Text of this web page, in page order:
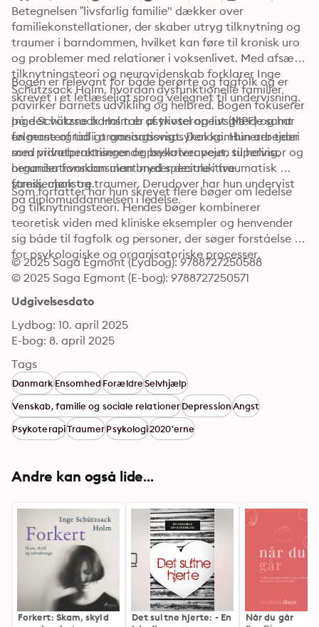
Betegnelsen ”livsfarlig familie" dækker over
familiekonstellationer, der skaber utryg tilknytning og
traumer i barndommen, hvilket kan føre til kronisk uro
og problemer med relationer i voksenlivet. Med afsæt i
tilknytningsteori og neurovidenskab forklarer Inge
Schützsack Holm, hvordan dysfunktionelle familier
påvirker barnets udvikling og helbred. Bogen fokuserer
på det voksne barns tab af trivsel og livsglæde samt
følgerne af tidligt omsorgssvigt. Den kombinerer teori
med vidneberetninger og beskriver vejen til heling,
herunder hvordan man bryder destruktive
familiemønstre.
Bogen er relevant for både berørte og fagfolk og er
skrevet i et letlæseligt sprog velegnet til undervisning.
Inge Schützsack Holm er psykoterapeut (MPF) og har
en mastergrad i organisationspsykologi. Hun arbejder
som privatpraktiserende psykoterapeut, supervisor og
organisationskonsulent med speciale i traumatisk
stress, chok og traumer. Derudover har hun undervist
på diplomuddannelsen i ledelse.
Som forfatter har hun skrevet flere bøger om ledelse
og tilknytningsteori. Hendes bøger kombinerer
teoretisk viden med kliniske eksempler og henvender
sig både til fagfolk og personer, der søger forståelse
for psykologiske og organisatoriske processer.
© 2025 Saga Egmont (Lydbog): 9788727250588
© 2025 Saga Egmont (E-bog): 9788727250571
Udgivelsesdato
Lydbog: 10. april 2025
E-bog: 8. april 2025
Tags
DanmarkEnsomhedForældreSelvhjælp
Venskab, familie og sociale relationerDepressionAngst
PsykoterapiTraumerPsykologi2020'erne
Andre kan også lide...
Forkert: Skam, skyld
Det sultne hjerte: - En
Når du går